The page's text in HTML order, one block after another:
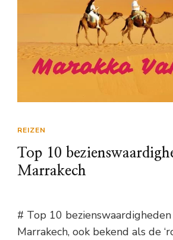
REIZEN
Top 10
Marrakech
# Top 10
Marrakech, ook bekend als de